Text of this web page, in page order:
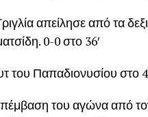
απείλησε από τα
0-0 στο 36′
του Παπαδιονυσίου στο
του αγώνα από